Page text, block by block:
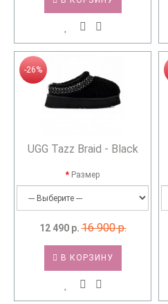
-26%
UGG Tazz Braid - Black
Размер
12 490 р. 16 900 р.
В КОРЗИНУ